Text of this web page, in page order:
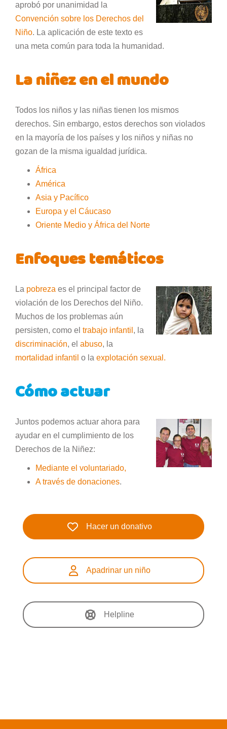
aprobó por unanimidad la
Convención sobre los Derechos del
Niño. La aplicación de este texto es
una meta común para toda la humanidad.
La niñez en el mundo
Todos los niños y las niñas tienen los mismos
derechos. Sin embargo, estos derechos son violados
en la mayoría de los países y los niños y niñas no
gozan de la misma igualdad jurídica.
África
América
Asia y Pacífico
Europa y el Cáucaso
Oriente Medio y África del Norte
Enfoques temáticos
La pobreza es el principal factor de
violación de los Derechos del Niño.
Muchos de los problemas aún
persisten, como el trabajo infantil , la
discriminación, el abuso, la
mortalidad infantil o la explotación sexual.
Cómo actuar
Juntos podemos actuar ahora para
ayudar en el cumplimiento de los
Derechos de la Niñez:
Mediante el voluntariado,
A través de donaciones.
Hacer un donativo
Apadrinar un niño
Helpline